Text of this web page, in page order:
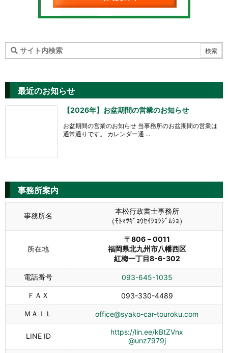
最近のお知らせ
【2026年】お盆期間の営業のお知らせ
お盆期間の営業のお知らせ 当事務所のお盆期間の営業は
通常通りです。 カレンダー通 ...
事務所案内
事務所名
本松行政書士事務所
（ﾓﾄﾏﾂｷﾞｮｳｾｲｼｮｼｼﾞﾑｼｮ）
所在地
〒806－0011
福岡県北九州市八幡西区
紅梅一丁目8-6-302
電話番号 093-645-1035
ＦＡＸ 093-330-4489
ＭＡＩＬ office@syako-car-touroku.com
LINE ID
https://lin.ee/kBtZVnx
@unz7979j